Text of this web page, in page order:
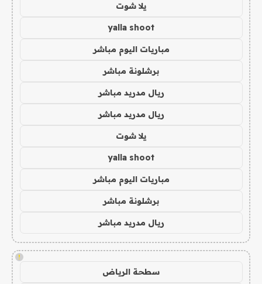
يلا شوت
yalla shoot
مباريات اليوم مباشر
برشلونة مباشر
ريال مدريد مباشر
ريال مدريد مباشر
يلا شوت
yalla shoot
مباريات اليوم مباشر
برشلونة مباشر
ريال مدريد مباشر
!
سطحة الرياض